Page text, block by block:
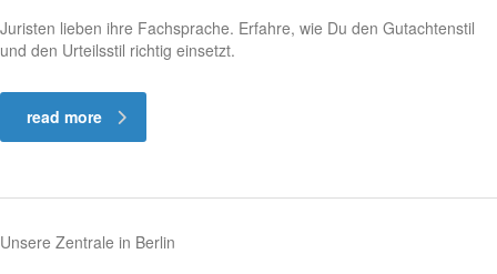
Juristen lieben ihre Fachsprache. Erfahre, wie Du den Gutachtenstil
und den Urteilsstil richtig einsetzt.
read more
Unsere Zentrale in Berlin